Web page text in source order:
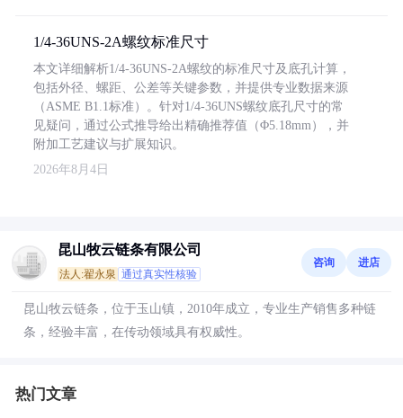
1/4-36UNS-2A螺纹标准尺寸
本文详细解析1/4-36UNS-2A螺纹的标准尺寸及底孔计算，
包括外径、螺距、公差等关键参数，并提供专业数据来源
（ASME B1.1标准）。针对1/4-36UNS螺纹底孔尺寸的常
见疑问，通过公式推导给出精确推荐值（Φ5.18mm），并
附加工艺建议与扩展知识。
2026年8月4日
昆山牧云链条有限公司
法人:翟永泉 通过真实性核验
咨询 进店
昆山牧云链条，位于玉山镇，2010年成立，专业生产销售多种链
条，经验丰富，在传动领域具有权威性。
热门文章